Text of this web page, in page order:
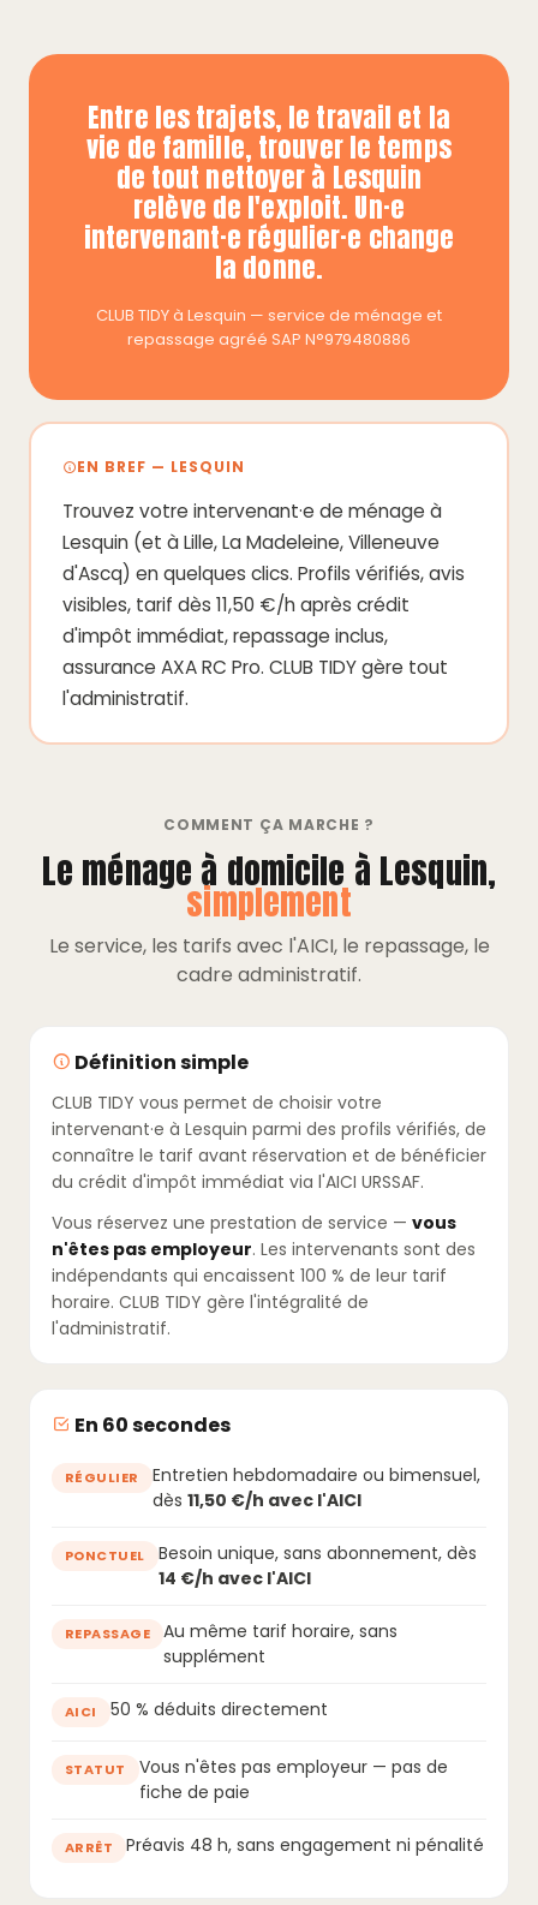
Entre les trajets, le travail et la
vie de famille, trouver le temps
de tout nettoyer à Lesquin
relève de l'exploit. Un·e
intervenant·e régulier·e change
la donne.
CLUB TIDY à Lesquin — service de ménage et
repassage agréé SAP N°979480886
EN BREF — LESQUIN
Trouvez votre intervenant·e de ménage à
Lesquin (et à Lille, La Madeleine, Villeneuve
d'Ascq) en quelques clics. Profils vérifiés, avis
visibles, tarif dès 11,50 €/h après crédit
d'impôt immédiat, repassage inclus,
assurance AXA RC Pro. CLUB TIDY gère tout
l'administratif.
COMMENT ÇA MARCHE ?
Le ménage à domicile à Lesquin,
simplement
Le service, les tarifs avec l'AICI, le repassage, le
cadre administratif.
Définition simple
CLUB TIDY vous permet de choisir votre
intervenant·e à Lesquin parmi des profils vérifiés, de
connaître le tarif avant réservation et de bénéficier
du crédit d'impôt immédiat via l'AICI URSSAF.
Vous réservez une prestation de service — vous
n'êtes pas employeur. Les intervenants sont des
indépendants qui encaissent 100 % de leur tarif
horaire. CLUB TIDY gère l'intégralité de
l'administratif.
En 60 secondes
RÉGULIER
Entretien hebdomadaire ou bimensuel,
dès 11,50 €/h avec l'AICI
PONCTUEL
Besoin unique, sans abonnement, dès
14 €/h avec l'AICI
REPASSAGE
Au même tarif horaire, sans
supplément
AICI 50 % déduits directement
STATUT
Vous n'êtes pas employeur — pas de
fiche de paie
ARRÊT Préavis 48 h, sans engagement ni pénalité